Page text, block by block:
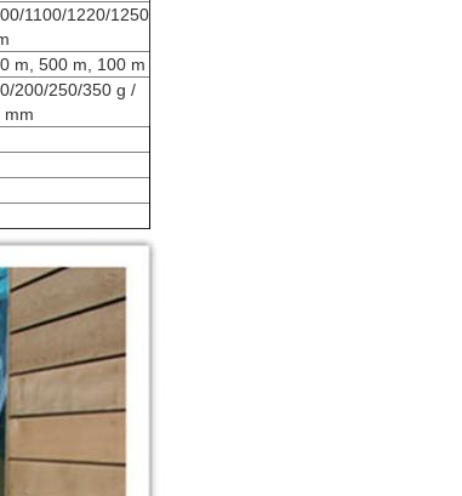
1100/1220/1250
m, 500 m, 100 m
200/250/350 g /
mm